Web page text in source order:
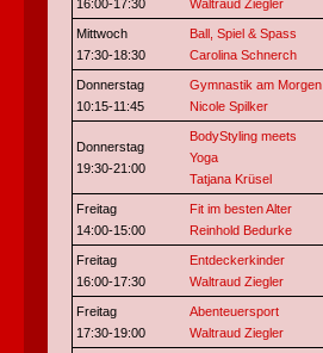
16:00-17:30
Waltraud Ziegler
Mittwoch
17:30-18:30
Ball, Spiel & Spass
Carolina Schnerch
Donnerstag
10:15-11:45
Gymnastik am Morgen
Nicole Spilker
Donnerstag
19:30-21:00
BodyStyling meets
Yoga
Tatjana Krüsel
Freitag
14:00-15:00
Fit im besten Alter
Reinhold Bedurke
Freitag
16:00-17:30
Entdeckerkinder
Waltraud Ziegler
Freitag
17:30-19:00
Abenteuersport
Waltraud Ziegler